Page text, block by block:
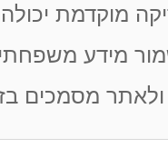
מוקדמת יכולה
מידע
ולאתר מסמכים